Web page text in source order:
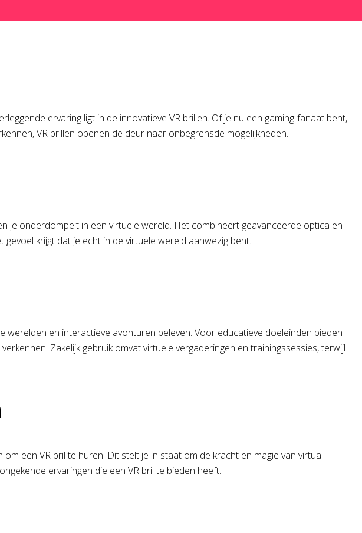
ervaring ligt in de innovatieve VR brillen. Of je nu een gaming-fanaat bent,
VR brillen openen de deur naar onbegrensde mogelijkheden.
je onderdompelt in een virtuele wereld. Het combineert geavanceerde optica en
krijgt dat je echt in de virtuele wereld aanwezig bent.
en interactieve avonturen beleven. Voor educatieve doeleinden bieden
Zakelijk gebruik omvat virtuele vergaderingen en trainingssessies, terwijl
een VR bril te huren. Dit stelt je in staat om de kracht en magie van virtual
ervaringen die een VR bril te bieden heeft.